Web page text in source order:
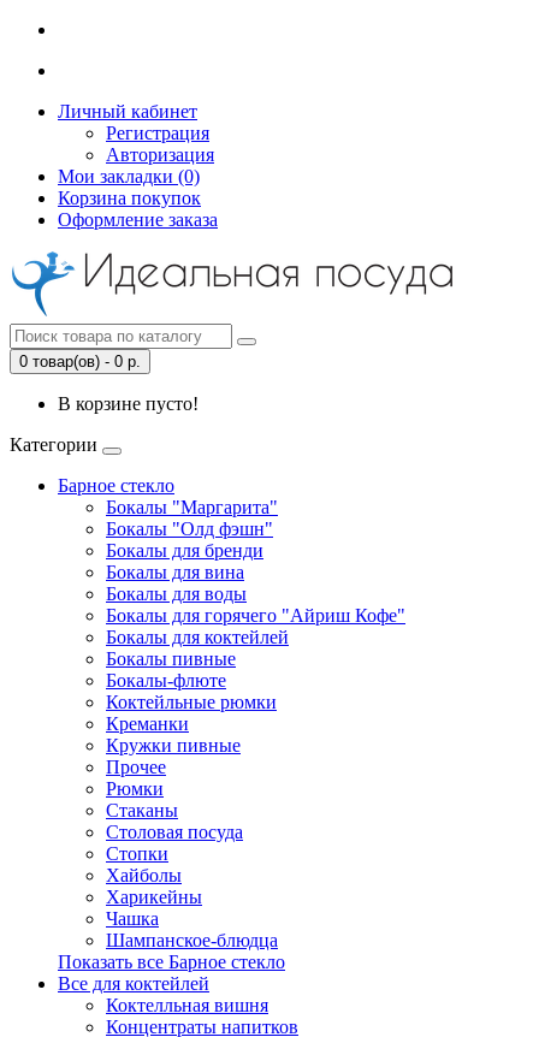
Личный кабинет
Регистрация
Авторизация
Мои закладки (0)
Корзина покупок
Оформление заказа
0 товар(ов) - 0 р.
В корзине пусто!
Категории
Барное стекло
Бокалы "Маргарита"
Бокалы "Олд фэшн"
Бокалы для бренди
Бокалы для вина
Бокалы для воды
Бокалы для горячего "Айриш Кофе"
Бокалы для коктейлей
Бокалы пивные
Бокалы-флюте
Коктейльные рюмки
Креманки
Кружки пивные
Прочее
Рюмки
Стаканы
Столовая посуда
Стопки
Хайболы
Харикейны
Чашка
Шампанское-блюдца
Показать все Барное стекло
Все для коктейлей
Коктелльная вишня
Концентраты напитков